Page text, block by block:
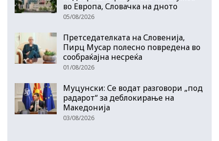
во Европа, Словачка на дното
05/08/2026
Претседателката на Словенија,
Пирц Мусар полесно повредена во
сообраќајна несреќа
01/08/2026
Муцунски: Се водат разговори „под
радарот“ за деблокирање на
Македонија
03/08/2026